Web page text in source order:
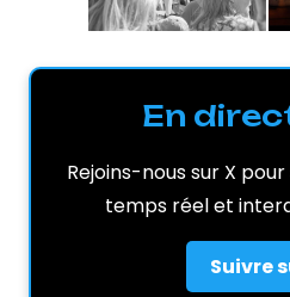
En
Rejoins-nous sur X
temps réel et
Suivre